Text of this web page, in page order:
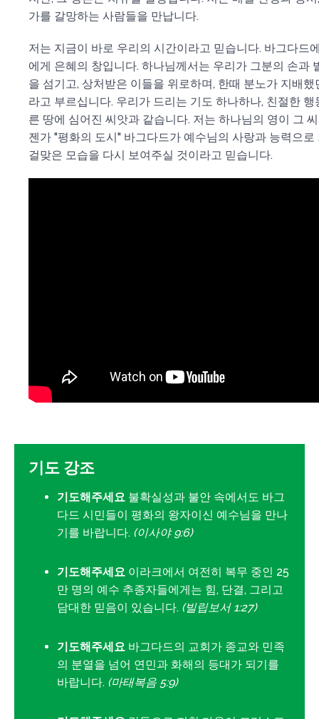
가를 갈망하는 사람들을 만납니다.
저는 지금이 바로 우리의 시간이라고 믿습니다. 바그다드
에게 은혜의 창입니다. 하나님께서는 우리가 그분의 손과
을 섬기고, 상처받은 이들을 위로하며, 한때 분노가 지배
라고 부르십니다. 우리가 드리는 기도 하나하나, 친절한
른 땅에 심어진 씨앗과 같습니다. 저는 하나님의 영이 그
젠가 "평화의 도시" 바그다드가 예수님의 사랑과 능력으
걸맞은 모습을 다시 보여주실 것이라고 믿습니다.
기도 강조
기도해주세요 불확실성과 불안 속에서도 바그
다드 시민들이 평화의 왕자이신 예수님을 만나
기를 바랍니다. (이사야 9:6)
기도해주세요 이라크에서 여전히 복무 중인 25
만 명의 예수 추종자들에게는 힘, 단결, 그리고
담대한 믿음이 있습니다. (빌립보서 1:27)
기도해주세요 바그다드의 교회가 종교와 민족
의 분열을 넘어 연민과 화해의 등대가 되기를
바랍니다. (마태복음 5:9)